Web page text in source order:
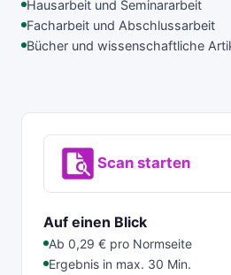
Hausarbeit und Seminararbeit
Facharbeit und Abschlussarbeit
Bücher und wissenschaftliche
Scan starten
Auf einen Blick
Ab 0,29 € pro Normseite
Ergebnis in max. 30 Min.